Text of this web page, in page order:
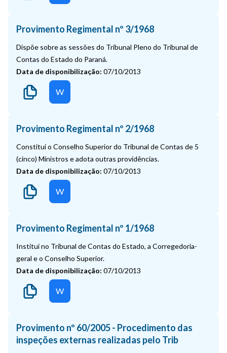
Provimento Regimental nº 3/1968
Dispõe sobre as sessões do Tribunal Pleno do Tribunal de
Contas do Estado do Paraná.
Data de disponibilização: 07/10/2013
W
Provimento Regimental nº 2/1968
Constitui o Conselho Superior do Tribunal de Contas de 5
(cinco) Ministros e adota outras providências.
Data de disponibilização: 07/10/2013
W
Provimento Regimental nº 1/1968
Institui no Tribunal de Contas do Estado, a Corregedoria-
geral e o Conselho Superior.
Data de disponibilização: 07/10/2013
W
Provimento nº 60/2005 - Procedimento das
inspeções externas realizadas pelo Trib